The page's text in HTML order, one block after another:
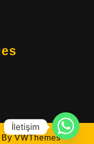
By VWThemes
İletişim